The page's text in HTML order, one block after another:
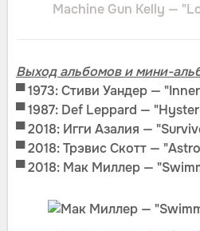
Machine Gun Kelly —
Выход альбомов и мини-
▀1973: Стиви Уандер —
▀1987: Def Leppard —
▀2018: Игги Азалия —
▀2018: Трэвис Скотт —
▀2018: Мак Миллер —